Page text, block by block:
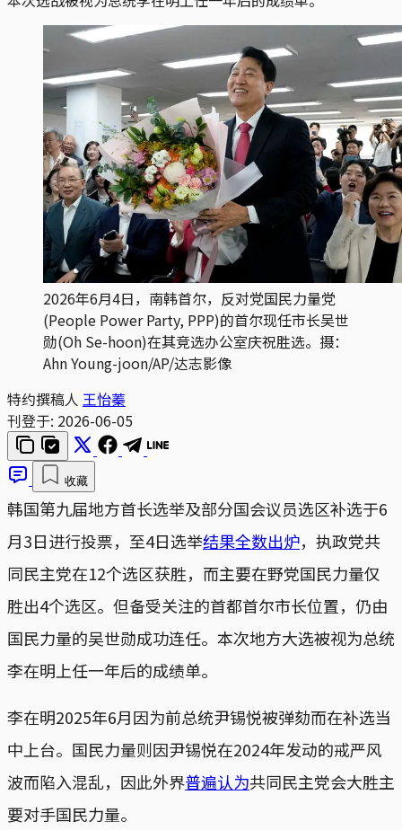
2026年6月4日，南韩首尔，反对党国民力量党
(People Power Party, PPP)的首尔现任市长吴世
勋(Oh Se-hoon)在其竞选办公室庆祝胜选。摄：
Ahn Young-joon/AP/达志影像
特约撰稿人 王怡蓁
刊登于: 2026-06-05
收藏
韩国第九届地方首长选举及部分国会议员选区补选于6
月3日进行投票，至4日选举结果全数出炉，执政党共
同民主党在12个选区获胜，而主要在野党国民力量仅
胜出4个选区。但备受关注的首都首尔市长位置，仍由
国民力量的吴世勋成功连任。本次地方大选被视为总统
李在明上任一年后的成绩单。
李在明2025年6月因为前总统尹锡悦被弹劾而在补选当
中上台。国民力量则因尹锡悦在2024年发动的戒严风
波而陷入混乱，因此外界普遍认为共同民主党会大胜主
要对手国民力量。